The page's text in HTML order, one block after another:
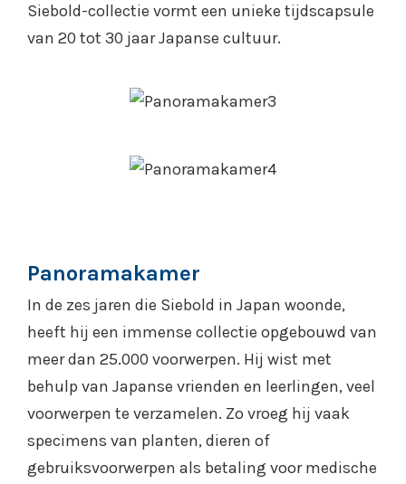
Siebold-collectie vormt een unieke tijdscapsule
van 20 tot 30 jaar Japanse cultuur.
Panoramakamer
In de zes jaren die Siebold in Japan woonde,
heeft hij een immense collectie opgebouwd van
meer dan 25.000 voorwerpen. Hij wist met
behulp van Japanse vrienden en leerlingen, veel
voorwerpen te verzamelen. Zo vroeg hij vaak
specimens van planten, dieren of
gebruiksvoorwerpen als betaling voor medische